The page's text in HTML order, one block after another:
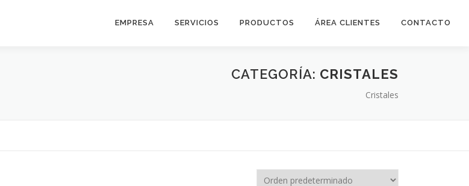
EMPRESA SERVICIOS PRODUCTOS ÁREA CLIENTES CONTACTO
CATEGORÍA: CRISTALES
Cristales